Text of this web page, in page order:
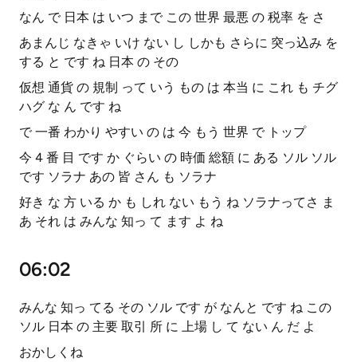
なん で 日本 は いつ まで この 世界 最悪 の 税率 を さ
あまんじ なきゃ いけ ない し しかも さらに 突っ込み を
する と です ね 日本 の その
仮想 通貨 の 規制 って いう もの は 本当 に これ も チグ
ハグ な ん です ね
で 一番 わかり やすい の は 今 もう 世界 で トップ
今 4 番 目 です か ぐらい の 時価 総額 に ある ソル ソル
です ソラナ あの 皆 さん も ソラナ
好き な 方 いる か も しれ ない もう ね ソラナってさ ま
あ それ は みんな 知っ て ます よ ね
06:02
みんな 知っ てる その ソル です が なんと です ね この
ソル 日本 の 主要 取引 所 に 上場 し て ない ん だ よ
おかしくね